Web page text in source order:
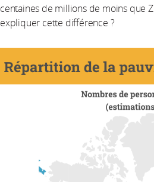
centaines de millions de moins que
expliquer cette différence ?